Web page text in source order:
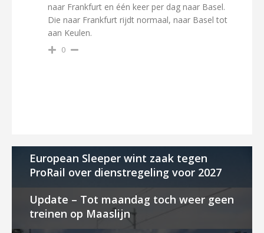
naar Frankfurt en één keer per dag naar Basel.
Die naar Frankfurt rijdt normaal, naar Basel tot
aan Keulen.
0
European Sleeper wint zaak tegen
ProRail over dienstregeling voor 2027
Update – Tot maandag toch weer geen
treinen op Maaslijn